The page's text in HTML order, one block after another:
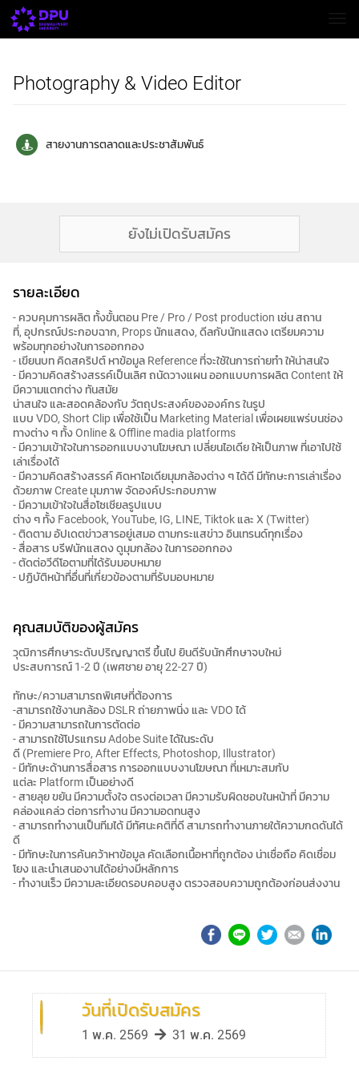
Photography & Video Editor
สายงานการตลาดและประชาสัมพันธ์
ยังไม่เปิดรับสมัคร
รายละเอียด
- ควบคุมการผลิต ทั้งขั้นตอน Pre / Pro / Post production เช่น สถาน
ที่, อุปกรณ์ประกอบฉาก, Props นักแสดง, ดีลกับนักแสดง เตรียมความ
พร้อมทุกอย่างในการออกกอง
- เขียนบท คิดสคริปต์ หาข้อมูล Reference ที่จะใช้ในการถ่ายทำ ให้น่าสนใจ
- มีความคิดสร้างสรรค์เป็นเลิศ ถนัดวางแผน ออกแบบการผลิต Content ให้
มีความแตกต่าง ทันสมัย
น่าสนใจ และสอดคล้องกับ วัตถุประสงค์ขององค์กร ในรูป
แบบ VDO, Short Clip เพื่อใช้เป็น Marketing Material เพื่อเผยแพร่บนช่อง
ทางต่าง ๆ ทั้ง Online & Offline madia platforms
- มีความเข้าใจในการออกแบบงานโฆษณา เปลี่ยนไอเดีย ให้เป็นภาพ ที่เอาไปใช้
เล่าเรื่องได้
- มีความคิดสร้างสรรค์ คิดหาไอเดียมุมกล้องต่าง ๆ ได้ดี มีทักษะการเล่าเรื่อง
ด้วยภาพ Create มุมภาพ จัดองค์ประกอบภาพ
- มีความเข้าใจในสื่อโซเชียลรูปแบบ
ต่าง ๆ ทั้ง Facebook, YouTube, IG, LINE, Tiktok และ X (Twitter)
- ติดตาม อัปเดตข่าวสารอยู่เสมอ ตามกระแสข่าว อินเทรนด์ทุกเรื่อง
- สื่อสาร บรีฟนักแสดง ดูมุมกล้อง ในการออกกอง
- ตัดต่อวีดีโอตามที่ได้รับมอบหมาย
- ปฏิบัติหน้าที่อื่นที่เกี่ยวข้องตามที่รับมอบหมาย
คุณสมบัติของผู้สมัคร
วุฒิการศึกษาระดับปริญญาตรี ขึ้นไป ยินดีรับนักศึกษาจบใหม่
ประสบการณ์ 1-2 ปี (เพศชาย อายุ 22-27 ปี)
ทักษะ/ความสามารถพิเศษที่ต้องการ
-สามารถใช้งานกล้อง DSLR ถ่ายภาพนิ่ง และ VDO ได้
- มีความสามารถในการตัดต่อ
- สามารถใช้โปรแกรม Adobe Suite ได้ในระดับ
ดี (Premiere Pro, After Effects, Photoshop, Illustrator)
- มีทักษะด้านการสื่อสาร การออกแบบงานโฆษณา ที่เหมาะสมกับ
แต่ละ Platform เป็นอย่างดี
- สายลุย ขยัน มีความตั้งใจ ตรงต่อเวลา มีความรับผิดชอบในหน้าที่ มีความ
คล่องแคล่ว ต่อการทำงาน มีความอดทนสูง
- สามารถทำงานเป็นทีมได้ มีทัศนะคติที่ดี สามารถทำงานภายใต้ความกดดันได้
ดี
- มีทักษะในการค้นคว้าหาข้อมูล คัดเลือกเนื้อหาที่ถูกต้อง น่าเชื่อถือ คิดเชื่อม
โยง และนำเสนองานได้อย่างมีหลักการ
- ทำงานเร็ว มีความละเอียดรอบคอบสูง ตรวจสอบความถูกต้องก่อนส่งงาน
วันที่เปิดรับสมัคร
1 พ.ค. 2569 31 พ.ค. 2569